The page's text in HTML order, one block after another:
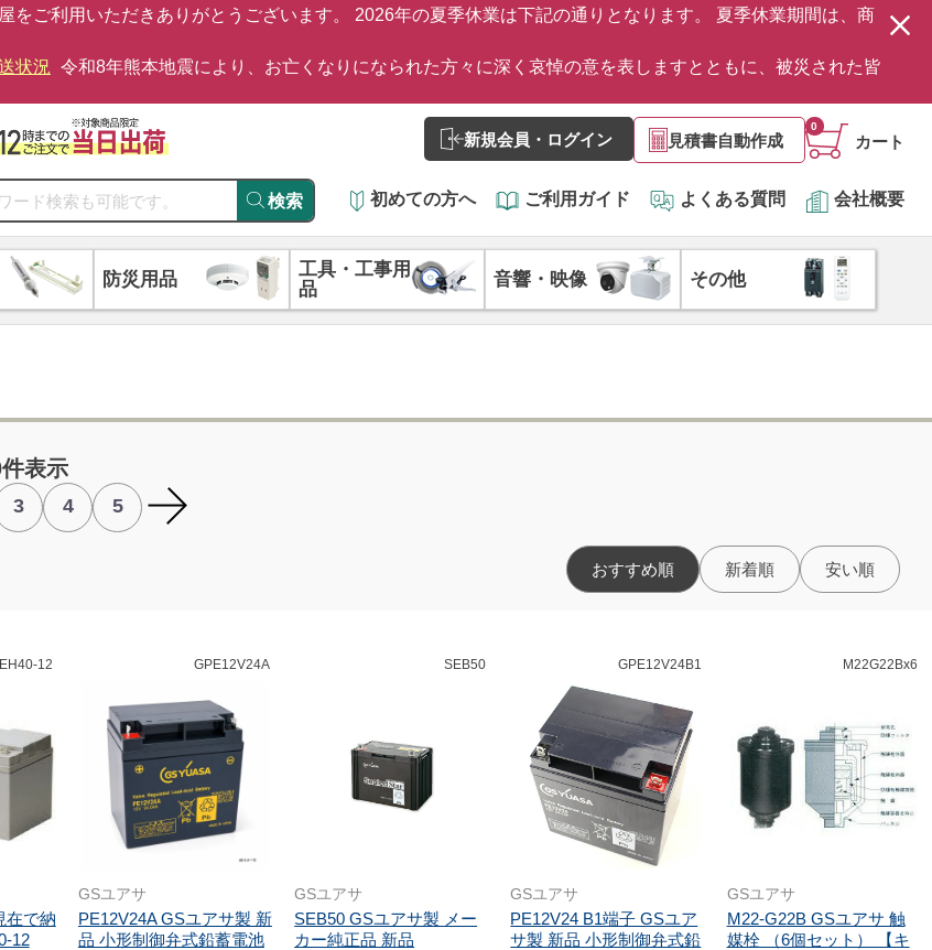
をご利用いただきありがとうございます。 2026年の夏季休業は下記の通りとなります。 夏季休業期間は、商
状況 令和8年熊本地震により、お亡くなりになられた方々に深く哀悼の意を表しますとともに、被災された皆
新規会員・ログイン 見積書自動作成 カート
0
検索 初めての方へ ご利用ガイド よくある質問 会社概要
防災用品
工具・工事用
品
音響・映像 その他
表示
3 4 5
おすすめ順 新着順 安い順
12
在で納
12
GPE12V24A
GSユアサ
PE12V24A GSユアサ製 新
品 小形制御弁式鉛蓄電池
SEB50
GSユアサ
SEB50 GSユアサ製 メー
カー純正品 新品
GPE12V24B1
GSユアサ
PE12V24 B1端子 GSユア
サ製 新品 小形制御弁式鉛
M22G22Bx6
GSユアサ
M22-G22B GSユアサ 触
媒栓 （6個セット） 【キ